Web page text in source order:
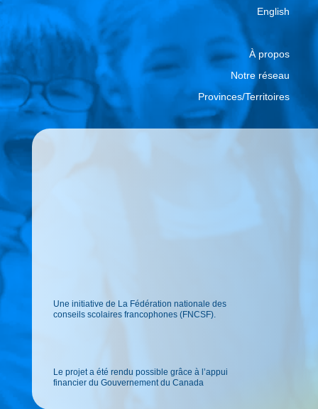
English
À propos
Notre réseau
Provinces/Territoires
Une initiative de La Fédération nationale des
conseils scolaires francophones (FNCSF).
Le projet a été rendu possible grâce à l’appui
financier du Gouvernement du Canada